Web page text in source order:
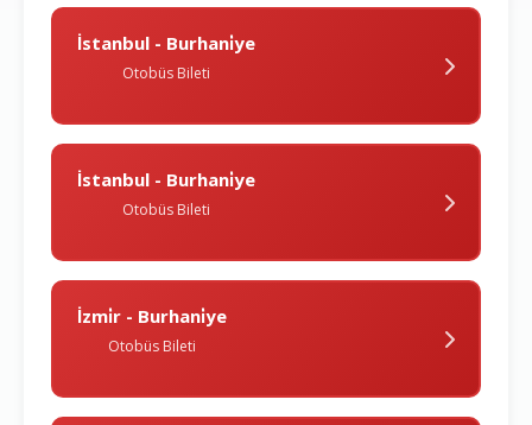
İstanbul - Burhani̇ye
Otobüs Bileti
İstanbul - Burhani̇ye
Otobüs Bileti
İzmi̇r - Burhani̇ye
Otobüs Bileti